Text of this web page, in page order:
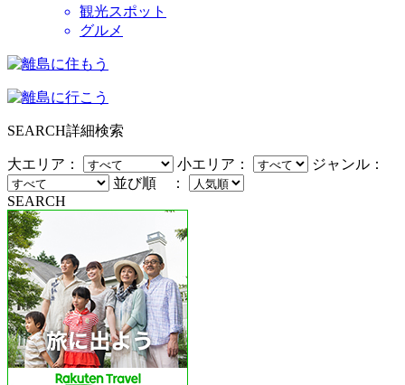
観光スポット
グルメ
SEARCH詳細検索
大エリア： 小エリア：
ジャンル：
並び順 ：
SEARCH